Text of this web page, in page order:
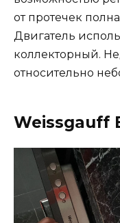
от протечек
Двигатель
коллекторный.
относительно
Weissgauff